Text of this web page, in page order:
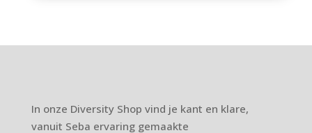
In onze Diversity Shop vind je kant en klare,
vanuit Seba ervaring gemaakte